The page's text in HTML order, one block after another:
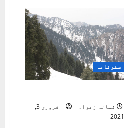
مزار
پر
سفرنامہ
ثمانہ زھراء
فروری 3,
2021